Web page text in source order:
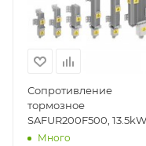
Сопротивление
тормозное
SAFUR200F500, 13.5kW,
2.7Ом
Много